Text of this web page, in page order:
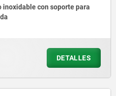
inoxidable con soporte para
DETALLES